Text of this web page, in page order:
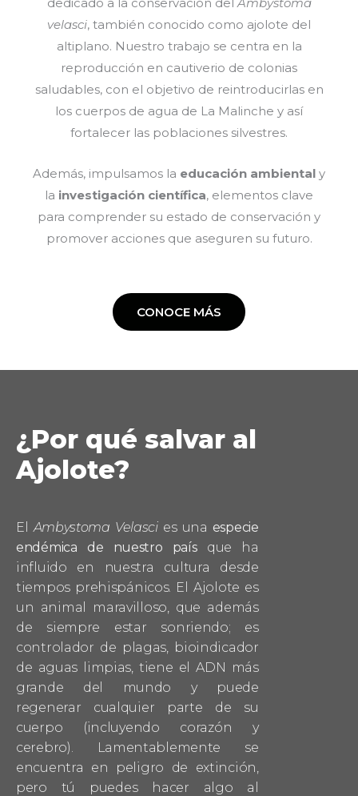
velasci, también conocido como ajolote del
altiplano. Nuestro trabajo se centra en la
reproducción en cautiverio de colonias
saludables, con el objetivo de reintroducirlas en
los cuerpos de agua de La Malinche y así
fortalecer las poblaciones silvestres.
Además, impulsamos la educación ambiental y
la investigación científica, elementos clave
para comprender su estado de conservación y
promover acciones que aseguren su futuro.
CONOCE MÁS
¿Por qué salvar al
Ajolote?
El Ambystoma Velasci es una especie
endémica de nuestro país que ha
influido en nuestra cultura desde
tiempos prehispánicos. El Ajolote es
un animal maravilloso, que además
de siempre estar sonriendo; es
controlador de plagas, bioindicador
de aguas limpias, tiene el ADN más
grande del mundo y puede
regenerar cualquier parte de su
cuerpo (incluyendo corazón y
cerebro). Lamentablemente se
encuentra en peligro de extinción,
pero tú puedes hacer algo al